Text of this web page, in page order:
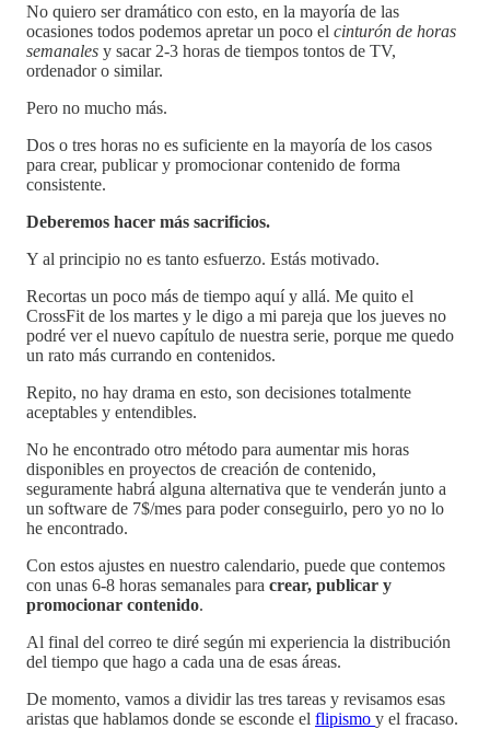
No quiero ser dramático con esto, en la mayoría de las
ocasiones todos podemos apretar un poco el cinturón de horas
semanales y sacar 2-3 horas de tiempos tontos de TV,
ordenador o similar.
Pero no mucho más.
Dos o tres horas no es suficiente en la mayoría de los casos
para crear, publicar y promocionar contenido de forma
consistente.
Deberemos hacer más sacrificios.
Y al principio no es tanto esfuerzo. Estás motivado.
Recortas un poco más de tiempo aquí y allá. Me quito el
CrossFit de los martes y le digo a mi pareja que los jueves no
podré ver el nuevo capítulo de nuestra serie, porque me quedo
un rato más currando en contenidos.
Repito, no hay drama en esto, son decisiones totalmente
aceptables y entendibles.
No he encontrado otro método para aumentar mis horas
disponibles en proyectos de creación de contenido,
seguramente habrá alguna alternativa que te venderán junto a
un software de 7$/mes para poder conseguirlo, pero yo no lo
he encontrado.
Con estos ajustes en nuestro calendario, puede que contemos
con unas 6-8 horas semanales para crear, publicar y
promocionar contenido.
Al final del correo te diré según mi experiencia la distribución
del tiempo que hago a cada una de esas áreas.
De momento, vamos a dividir las tres tareas y revisamos esas
aristas que hablamos donde se esconde el flipismo y el fracaso.